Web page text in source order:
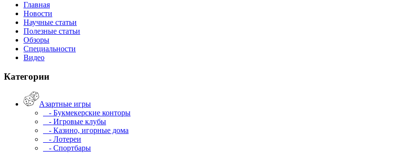
Главная
Новости
Научные статьи
Полезные статьи
Обзоры
Специальности
Видео
Категории
Азартные игры
- Букмекерские конторы
- Игровые клубы
- Казино, игорные дома
- Лотереи
- Спортбары